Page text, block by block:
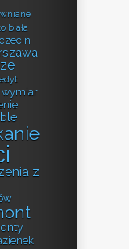
biała
wymiar
z